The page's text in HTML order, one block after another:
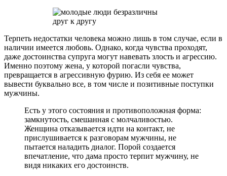
Терпеть недостатки человека можно лишь в том случае, если в
наличии имеется любовь. Однако, когда чувства проходят,
даже достоинства супруга могут навевать злость и агрессию.
Именно поэтому жена, у которой погасли чувства,
превращается в агрессивную фурию. Из себя ее может
вывести буквально все, в том числе и позитивные поступки
мужчины.
Есть у этого состояния и противоположная форма:
замкнутость, смешанная с молчаливостью.
Женщина отказывается идти на контакт, не
прислушивается к разговорам мужчины, не
пытается наладить диалог. Порой создается
впечатление, что дама просто терпит мужчину, не
видя никаких его достоинств.